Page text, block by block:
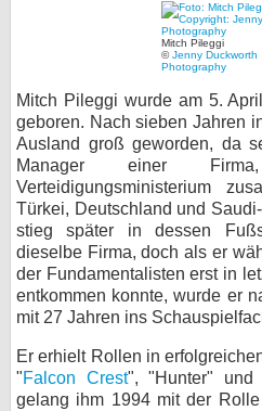
Mitch Pileggi
©Jenny Duckworth
Photography
Mitch Pileggi wurde am 5.
geboren. Nach sieben Jahren
Ausland groß geworden, da
Manager einer
Verteidigungsministerium
Türkei, Deutschland und
stieg später in dessen
dieselbe Firma, doch als er
der Fundamentalisten erst in
entkommen konnte, wurde er
mit 27 Jahren ins
Er erhielt Rollen in
"Falcon Crest", "Hunter" und
gelang ihm 1994 mit der
KULTUR
bei X
bei